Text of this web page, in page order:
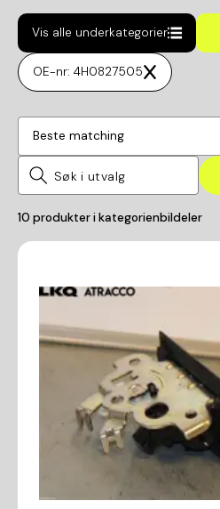
Vis alle underkategorier
OE-nr: 4H0827505
Beste matching
10 produkter i kategorienbildeler